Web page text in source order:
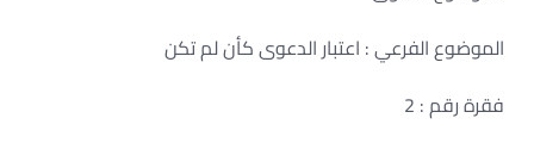
الموضوع الفرعي : اعتبار الدعوى كأن لم تكن
فقرة رقم : 2